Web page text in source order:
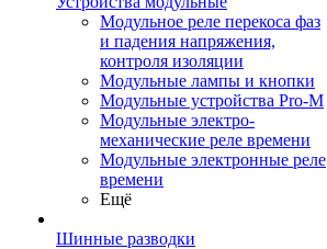
Модульное реле перекоса фаз
и падения напряжения,
контроля изоляции
Модульные лампы и кнопки
Модульные устройства Pro-M
Модульные электро-
механические реле времени
Модульные электронные реле
времени
Ещё
Шинные разводки